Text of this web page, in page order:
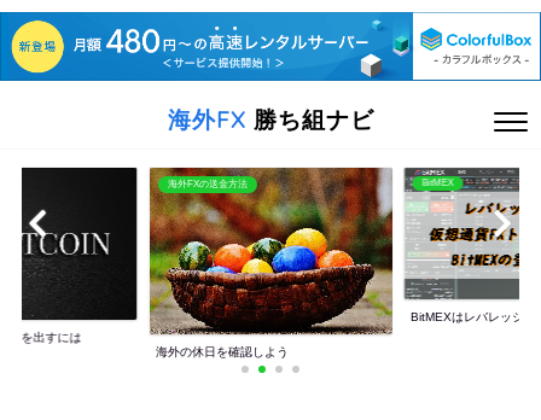
海外FX 勝ち組ナビ
益を出すには
海外FXの送金方法
海外の休日を確認しよう
BitMEX
BitMEXはレバレッジ